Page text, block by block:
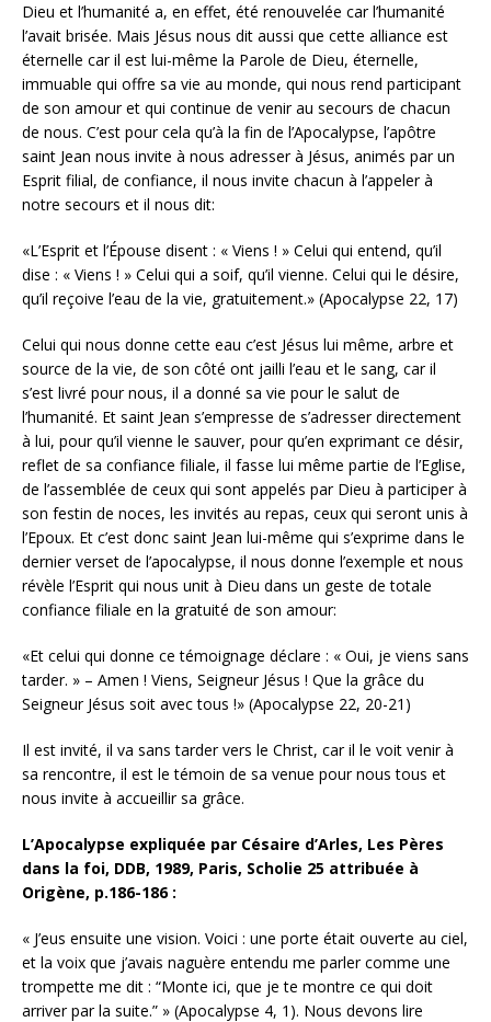
Dieu et l’humanité a, en effet, été renouvelée car l’humanité
l’avait brisée. Mais Jésus nous dit aussi que cette alliance est
éternelle car il est lui-même la Parole de Dieu, éternelle,
immuable qui offre sa vie au monde, qui nous rend participant
de son amour et qui continue de venir au secours de chacun
de nous. C’est pour cela qu’à la fin de l’Apocalypse, l’apôtre
saint Jean nous invite à nous adresser à Jésus, animés par un
Esprit filial, de confiance, il nous invite chacun à l’appeler à
notre secours et il nous dit:
«L’Esprit et l’Épouse disent : « Viens ! » Celui qui entend, qu’il
dise : « Viens ! » Celui qui a soif, qu’il vienne. Celui qui le désire,
qu’il reçoive l’eau de la vie, gratuitement.» (Apocalypse 22, 17)
Celui qui nous donne cette eau c’est Jésus lui même, arbre et
source de la vie, de son côté ont jailli l’eau et le sang, car il
s’est livré pour nous, il a donné sa vie pour le salut de
l’humanité. Et saint Jean s’empresse de s’adresser directement
à lui, pour qu’il vienne le sauver, pour qu’en exprimant ce désir,
reflet de sa confiance filiale, il fasse lui même partie de l’Eglise,
de l’assemblée de ceux qui sont appelés par Dieu à participer à
son festin de noces, les invités au repas, ceux qui seront unis à
l’Epoux. Et c’est donc saint Jean lui-même qui s’exprime dans le
dernier verset de l’apocalypse, il nous donne l’exemple et nous
révèle l’Esprit qui nous unit à Dieu dans un geste de totale
confiance filiale en la gratuité de son amour:
«Et celui qui donne ce témoignage déclare : « Oui, je viens sans
tarder. » – Amen ! Viens, Seigneur Jésus ! Que la grâce du
Seigneur Jésus soit avec tous !» (Apocalypse 22, 20-21)
Il est invité, il va sans tarder vers le Christ, car il le voit venir à
sa rencontre, il est le témoin de sa venue pour nous tous et
nous invite à accueillir sa grâce.
L’Apocalypse expliquée par Césaire d’Arles, Les Pères
dans la foi, DDB, 1989, Paris, Scholie 25 attribuée à
Origène, p.186-186 :
« J’eus ensuite une vision. Voici : une porte était ouverte au ciel,
et la voix que j’avais naguère entendu me parler comme une
trompette me dit : “Monte ici, que je te montre ce qui doit
arriver par la suite.” » (Apocalypse 4, 1). Nous devons lire